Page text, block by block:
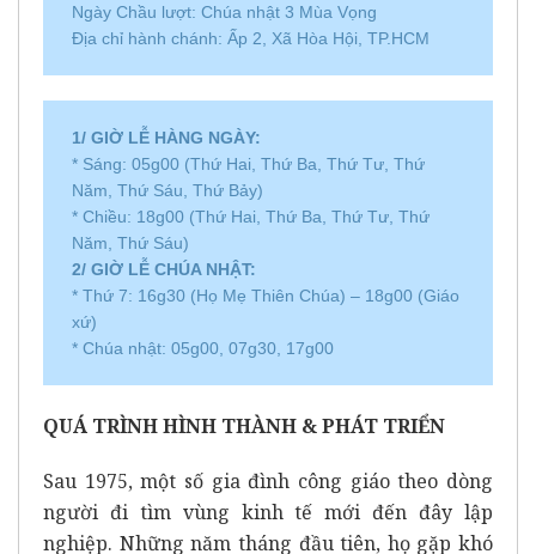
Ngày Chầu lượt: Chúa nhật 3 Mùa Vọng
Địa chỉ hành chánh: Ấp 2, Xã Hòa Hội, TP.HCM
1/ GIỜ LỄ HÀNG NGÀY:
* Sáng: 05g00 (Thứ Hai, Thứ Ba, Thứ Tư, Thứ
Năm, Thứ Sáu, Thứ Bảy)
* Chiều: 18g00 (Thứ Hai, Thứ Ba, Thứ Tư, Thứ
Năm, Thứ Sáu)
2/ GIỜ LỄ CHÚA NHẬT:
* Thứ 7: 16g30 (Họ Mẹ Thiên Chúa) – 18g00 (Giáo
xứ)
* Chúa nhật: 05g00, 07g30, 17g00
QUÁ TRÌNH HÌNH THÀNH & PHÁT TRIỂN
Sau 1975, một số gia đình công giáo theo dòng
người đi tìm vùng kinh tế mới đến đây lập
nghiệp. Những năm tháng đầu tiên, họ gặp khó